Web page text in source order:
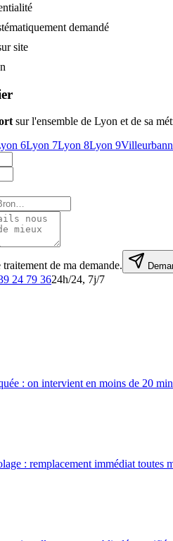
demandé
site
sur l'ensemble de Lyon et de sa
6Lyon 7Lyon 8Lyon 9
de ma demande.
24 79 3624h/24, 7j/7
: on intervient en moins de 20
: remplacement immédiat toutes